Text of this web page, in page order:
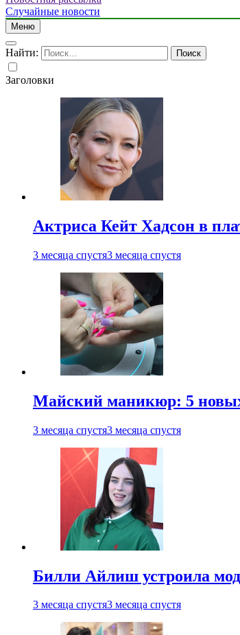
Случайные новости
Меню
Найти:
Заголовки
Актриса Кейт Хадсон в
3 месяца спустя3 месяца спустя
Майский маникюр: 5
3 месяца спустя3 месяца спустя
Билли Айлиш устроила
3 месяца спустя3 месяца спустя